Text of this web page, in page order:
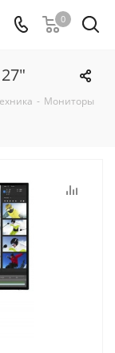
0
- Мониторы